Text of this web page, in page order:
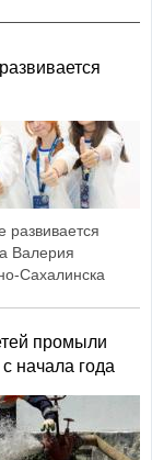
развивается
Валерия
Сахалинска
промыли
начала года